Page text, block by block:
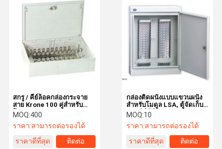
กล่องติดผนังแบบแขวนผนัง
สำหรับโมดูล LSA, ตู้จัดเก็บ
สายคีย์คีย์ 100 - 1600 คู่สาย
MOQ:10
ราคา:สามารถต่อรองได้
ราคาดีที่สุด
ติดต่อ
สกรู / คีย์ล็อคกล่องกระจาย
สาย Krone 100 คู่สำหรับ
โมดูล LSA
MOQ:400
ราคา:สามารถต่อรองได้
ราคาดีที่สุด
ติดต่อ